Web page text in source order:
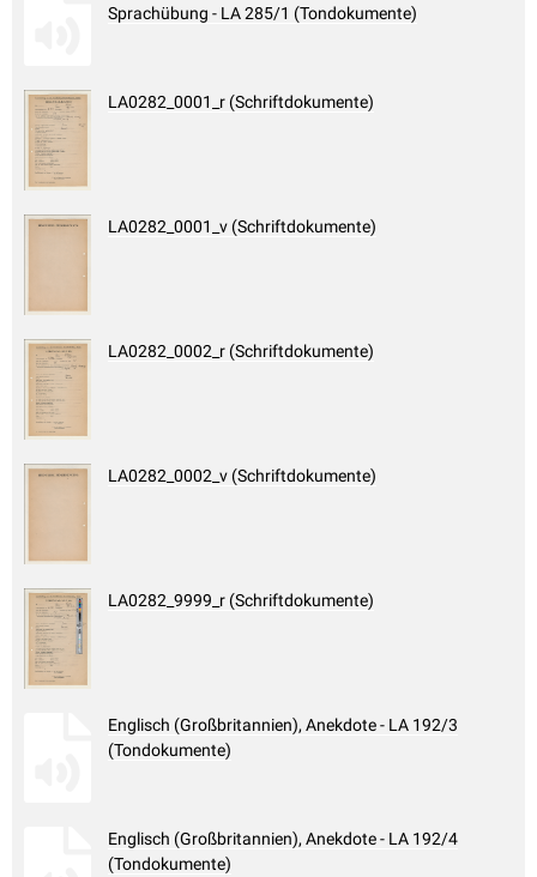
Sprachübung - LA 285/1 (Tondokumente)
LA0282_0001_r (Schriftdokumente)
LA0282_0001_v (Schriftdokumente)
LA0282_0002_r (Schriftdokumente)
LA0282_0002_v (Schriftdokumente)
LA0282_9999_r (Schriftdokumente)
Englisch (Großbritannien), Anekdote - LA 192/3
(Tondokumente)
Englisch (Großbritannien), Anekdote - LA 192/4
(Tondokumente)